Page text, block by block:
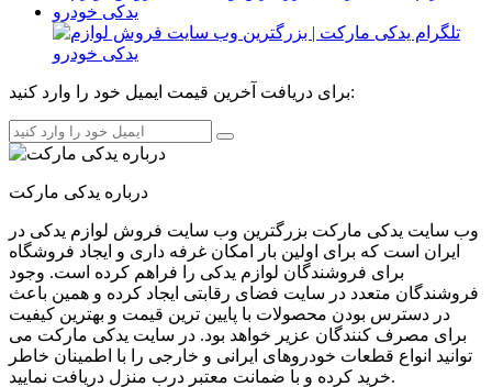
برای دریافت آخرین قیمت ایمیل خود را وارد کنید:
درباره یدکی مارکت
وب سایت یدکی مارکت بزرگترین وب سایت فروش لوازم یدکی در
ایران است که برای اولین بار امکان غرفه داری و ایجاد فروشگاه
برای فروشندگان لوازم یدکی را فراهم کرده است. وجود
فروشندگان متعدد در سایت فضای رقابتی ایجاد کرده و همین باعث
در دسترس بودن محصولات با پایین ترین قیمت و بهترین کیفیت
برای مصرف کنندگان عزیر خواهد بود. در سایت یدکی مارکت می
توانید انواع قطعات خودروهای ایرانی و خارجی را با اطمینان خاطر
خرید کرده و با ضمانت معتبر درب منزل دریافت نمایید.